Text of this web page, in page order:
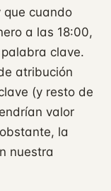
cuando
a las 18:00,
clave.
atribución
(y resto de
valor
la
nuestra